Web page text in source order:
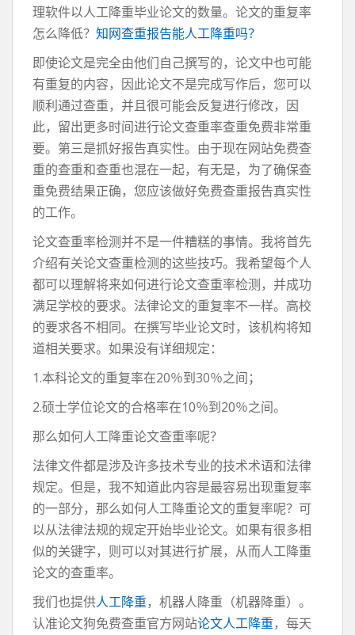
理软件以人工降重毕业论文的数量。论文的重复率
怎么降低？ 知网查重报告能人工降重吗？
即使论文是完全由他们自己撰写的，论文中也可能
有重复的内容，因此论文不是完成写作后，您可以
顺利通过查重，并且很可能会反复进行修改，因
此，留出更多时间进行论文查重率查重免费非常重
要。第三是抓好报告真实性。由于现在网站免费查
重的查重和查重也混在一起，有无是，为了确保查
重免费结果正确，您应该做好免费查重报告真实性
的工作。
论文查重率检测并不是一件糟糕的事情。我将首先
介绍有关论文查重检测的这些技巧。我希望每个人
都可以理解将来如何进行论文查重率检测，并成功
满足学校的要求。法律论文的重复率不一样。高校
的要求各不相同。在撰写毕业论文时，该机构将知
道相关要求。如果没有详细规定：
1.本科论文的重复率在20％到30％之间；
2.硕士学位论文的合格率在10％到20％之间。
那么如何人工降重论文查重率呢？
法律文件都是涉及许多技术专业的技术术语和法律
规定。但是，我不知道此内容是最容易出现重复率
的一部分，那么如何人工降重论文的重复率呢？可
以从法律法规的规定开始毕业论文。如果有很多相
似的关键字，则可以对其进行扩展，从而人工降重
论文的查重率。
我们也提供人工降重，机器人降重（机器降重）。
认准论文狗免费查重官方网站论文人工降重，每天